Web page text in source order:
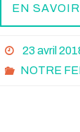
EN
23 avril
NOTRE